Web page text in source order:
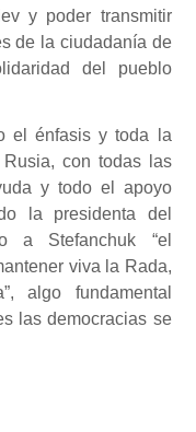
y poder transmitir
de la ciudadanía de
del pueblo
el énfasis y toda la
con todas las
y todo el apoyo
la presidenta del
a Stefanchuk “el
viva la Rada,
algo fundamental
las democracias se